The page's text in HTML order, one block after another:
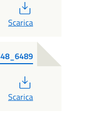
Scarica
Scarica